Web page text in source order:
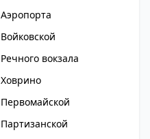
Аэропорта
Войковской
Речного вокзала
Ховрино
Первомайской
Партизанской